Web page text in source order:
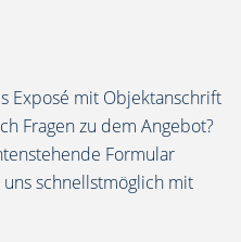
Exposé mit Objektanschrift
Fragen zu dem Angebot?
Formular
schnellstmöglich mit